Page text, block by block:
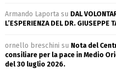
Armando Laporta su DAL
L’ESPERIENZA DEL DR. GIUSEPPE
ornello breschini su Nota del
consiliare per la pace in Medio
del 30 luglio 2026.